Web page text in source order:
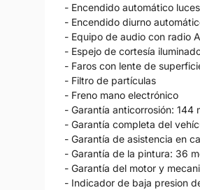
- Encendido automático
- Encendido diurno
- Equipo de audio con radio
- Espejo de cortesía
- Faros con lente de
- Filtro de partículas
- Freno mano electrónico
- Garantía anticorrosión: 144
- Garantía completa del
- Garantía de asistencia en
- Garantía de la pintura: 36
- Garantía del motor y
- Indicador de baja presion